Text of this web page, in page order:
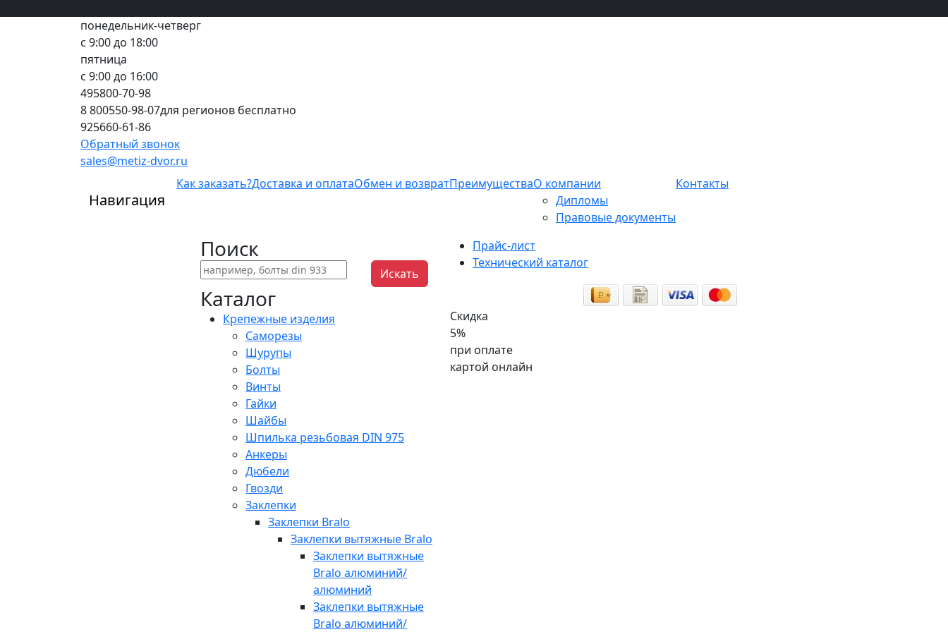
понедельник-четверг
с 9:00 до 18:00
пятница
с 9:00 до 16:00
495800-70-98
8 800550-98-07для регионов бесплатно
925660-61-86
Обратный звонок
sales@metiz-dvor.ru
Навигация
Как заказать?Доставка и оплатаОбмен и возвратПреимуществаО компании
Дипломы
Правовые документы
Контакты
Поиск
Искать
Каталог
Крепежные изделия
Саморезы
Шурупы
Болты
Винты
Гайки
Шайбы
Шпилька резьбовая DIN 975
Анкеры
Дюбели
Гвозди
Заклепки
Заклепки Bralo
Заклепки вытяжные Bralo
Заклепки вытяжные
Bralo алюминий/
алюминий
Заклепки вытяжные
Bralo алюминий/
Прайс-лист
Технический каталог
Скидка
5%
при оплате
картой онлайн